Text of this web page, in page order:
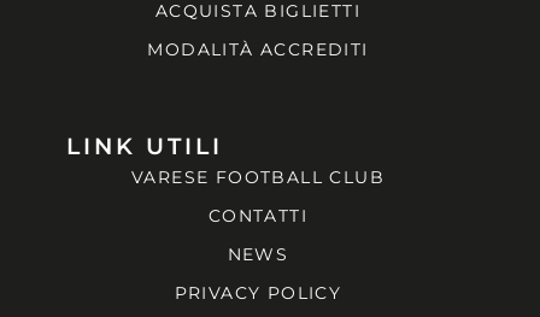
ACQUISTA BIGLIETTI
MODALITÀ ACCREDITI
LINK UTILI
VARESE FOOTBALL CLUB
CONTATTI
NEWS
PRIVACY POLICY